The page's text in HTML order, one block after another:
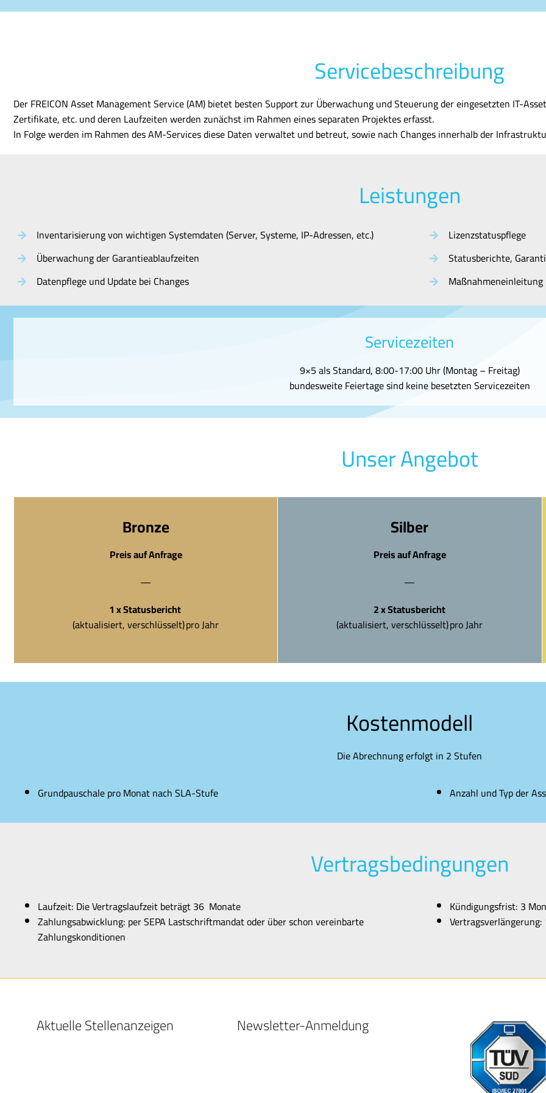
Servicebeschreibung
Der FREICON Asset Management Service (AM) bietet besten Support zur Überwachung und Steuerung der eingesetzten IT-
Zertifikate, etc. und deren Laufzeiten werden zunächst im Rahmen eines separaten Projektes erfasst.
In Folge werden im Rahmen des AM-Services diese Daten verwaltet und betreut, sowie nach Changes innerhalb der
Leistungen
Inventarisierung von wichtigen Systemdaten (Server, Systeme, IP-Adressen, etc.)
Überwachung der Garantieablaufzeiten
Datenpflege und Update bei Changes
Lizenzstatuspflege
Statusberichte,
Maßnahmeneinleitung
Servicezeiten
9×5 als Standard, 8:00-17:00 Uhr (Montag – Freitag)
bundesweite Feiertage sind keine besetzten Servicezeiten
Unser Angebot
Bronze
Preis auf Anfrage
—
1 x Statusbericht
(aktualisiert, verschlüsselt) pro Jahr
Silber
Preis auf Anfrage
—
2 x Statusbericht
(aktualisiert, verschlüsselt) pro Jahr
Kostenmodell
Die Abrechnung erfolgt in 2 Stufen
Grundpauschale pro Monat nach SLA-Stufe Anzahl und Typ der
Vertragsbedingungen
Laufzeit: Die Vertragslaufzeit beträgt 36 Monate
Zahlungsabwicklung: per SEPA Lastschriftmandat oder über schon vereinbarte
Zahlungskonditionen
Kündigungsfrist: 3
Aktuelle Stellenanzeigen Newsletter-Anmeldung